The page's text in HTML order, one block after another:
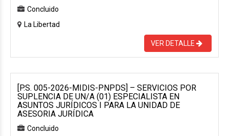
Concluido
La Libertad
VER DETALLE
[P.S. 005-2026-MIDIS-PNPDS] – SERVICIOS POR
SUPLENCIA DE UN/A (01) ESPECIALISTA EN
ASUNTOS JURÍDICOS I PARA LA UNIDAD DE
ASESORIA JURÍDICA
Concluido